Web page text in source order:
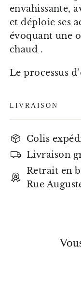
envahissante,
et déploie ses
évoquant une
chaud .
Le processus
LIVRAISON
Colis
Livraison
Retrait en
Rue